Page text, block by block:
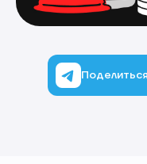
Поделиться